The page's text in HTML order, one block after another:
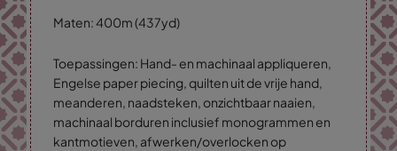
Maten: 400m (437yd)
Toepassingen: Hand- en machinaal appliqueren,
Engelse paper piecing, quilten uit de vrije hand,
meanderen, naadsteken, onzichtbaar naaien,
machinaal borduren inclusief monogrammen en
kantmotieven, afwerken/overlocken op